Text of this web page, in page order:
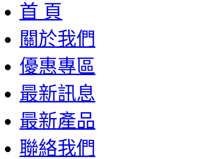
首 頁
關於我們
優惠專區
最新訊息
最新產品
聯絡我們